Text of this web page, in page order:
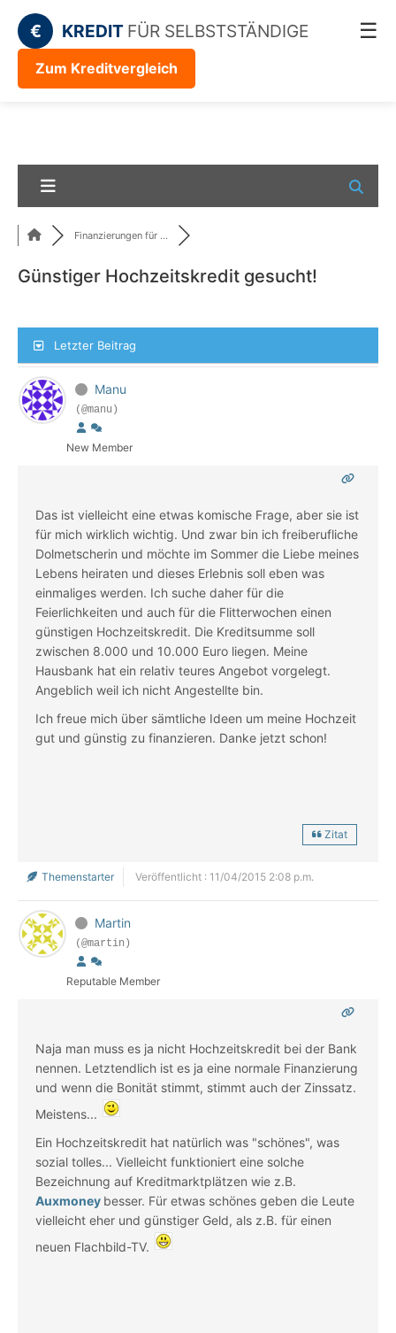
€ KREDIT FÜR SELBSTSTÄNDIGE ☰
Zum Kreditvergleich
Finanzierungen für ...
Günstiger Hochzeitskredit gesucht!
Letzter Beitrag
Manu
(@manu)
New Member
Das ist vielleicht eine etwas komische Frage, aber sie ist
für mich wirklich wichtig. Und zwar bin ich freiberufliche
Dolmetscherin und möchte im Sommer die Liebe meines
Lebens heiraten und dieses Erlebnis soll eben was
einmaliges werden. Ich suche daher für die
Feierlichkeiten und auch für die Flitterwochen einen
günstigen Hochzeitskredit. Die Kreditsumme soll
zwischen 8.000 und 10.000 Euro liegen. Meine
Hausbank hat ein relativ teures Angebot vorgelegt.
Angeblich weil ich nicht Angestellte bin.
Ich freue mich über sämtliche Ideen um meine Hochzeit
gut und günstig zu finanzieren. Danke jetzt schon!
Zitat
Themenstarter Veröffentlicht : 11/04/2015 2:08 p.m.
Martin
(@martin)
Reputable Member
Naja man muss es ja nicht Hochzeitskredit bei der Bank
nennen. Letztendlich ist es ja eine normale Finanzierung
und wenn die Bonität stimmt, stimmt auch der Zinssatz.
Meistens...
Ein Hochzeitskredit hat natürlich was "schönes", was
sozial tolles... Vielleicht funktioniert eine solche
Bezeichnung auf Kreditmarktplätzen wie z.B.
Auxmoney besser. Für etwas schönes geben die Leute
vielleicht eher und günstiger Geld, als z.B. für einen
neuen Flachbild-TV.